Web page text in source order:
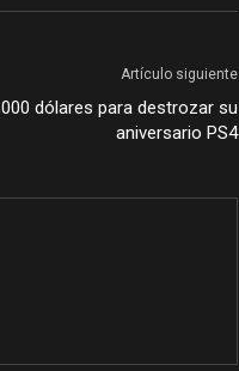
Artículo siguiente
dólares para destrozar su
aniversario PS4